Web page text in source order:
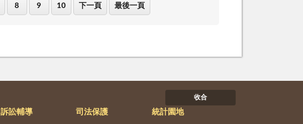
8 9 10 下一頁 最後一頁
收合
訴訟輔導 司法保護 統計園地